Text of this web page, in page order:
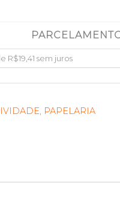
R$19,41 sem juros
, PAPELARIA